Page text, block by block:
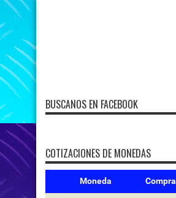
BUSCANOS EN FACEBOOK
COTIZACIONES DE MONEDAS
Moneda Compra